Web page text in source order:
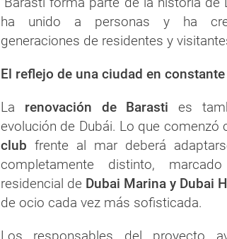
ha unido a personas y ha
generaciones de residentes y
El reflejo de una ciudad en
La renovación de Barasti es
evolución de Dubái. Lo que comenzó
club frente al mar deberá
completamente distinto,
residencial de Dubai Marina y Dubai
de ocio cada vez más sofisticada.
Los responsables del proyecto